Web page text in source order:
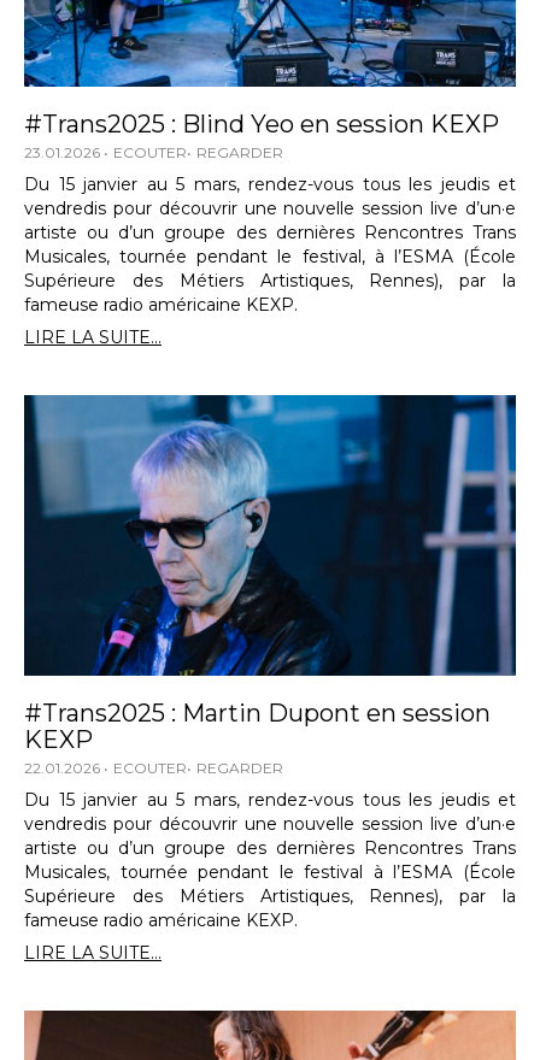
#Trans2025 : Blind Yeo en session KEXP
23.01.2026 ECOUTER REGARDER
Du 15 janvier au 5 mars, rendez-vous tous les jeudis et
vendredis pour découvrir une nouvelle session live d’un·e
artiste ou d’un groupe des dernières Rencontres Trans
Musicales, tournée pendant le festival, à l’ESMA (École
Supérieure des Métiers Artistiques, Rennes), par la
fameuse radio américaine KEXP.
LIRE LA SUITE...
#Trans2025 : Martin Dupont en session
KEXP
22.01.2026 ECOUTER REGARDER
Du 15 janvier au 5 mars, rendez-vous tous les jeudis et
vendredis pour découvrir une nouvelle session live d’un·e
artiste ou d’un groupe des dernières Rencontres Trans
Musicales, tournée pendant le festival à l’ESMA (École
Supérieure des Métiers Artistiques, Rennes), par la
fameuse radio américaine KEXP.
LIRE LA SUITE...